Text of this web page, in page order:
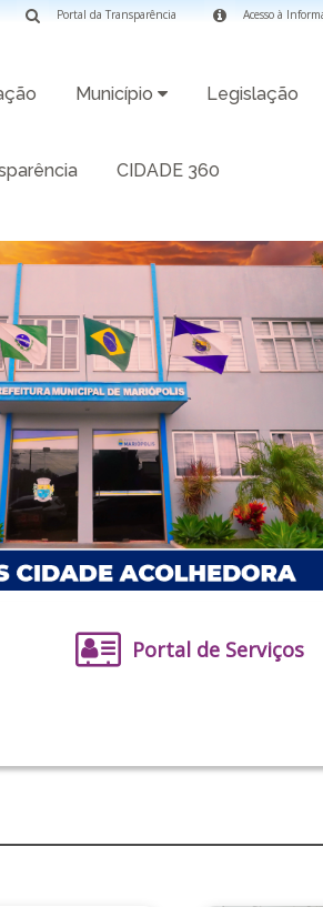
Acesso à
Portal da Transparência
Município Legislação
CIDADE 360
Portal de Serviços